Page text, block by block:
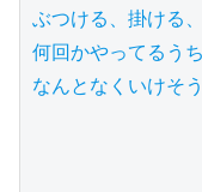
ぶつける、掛ける
何回かやってるう
なんとなくいけそ